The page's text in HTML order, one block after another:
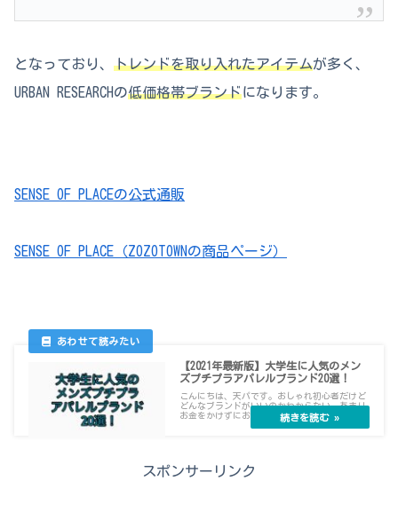
となっており、 トレンドを取り入れたアイテムが多く、
URBAN RESEARCHの低価格帯ブランドになります。
SENSE OF PLACEの公式通販
SENSE OF PLACE（ZOZOTOWNの商品ページ）
【2021年最新版】大学生に人気のメン
ズプチプラアパレルブランド20選！
こんにちは、天パです。おしゃれ初心者だけど
どんなブランドがいいのかわからない。あまり
お金をかけずにお...
スポンサーリンク